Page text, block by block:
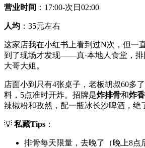
营业时间 ：17:00-次日02:00
人均 ：35元左右
这家店我在小红书上看到过N次，但一
到了现场才发现——真·本地人食堂，排
大哥大姐。
店面小到只有4张桌子，老板胡叔60多
料，5点准时开炸。招牌是炸排骨和炸
辣椒粉和孜然，配一瓶冰长沙啤酒，绝
💡 私藏Tips ：
排骨每天限量，去晚了（晚上8点